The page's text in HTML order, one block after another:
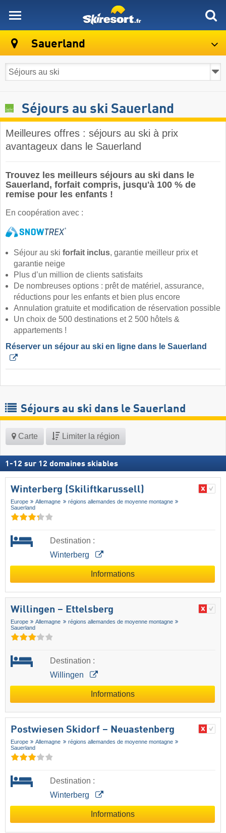
Sauerland
Séjours au ski Sauerland
Meilleures offres : séjours au ski à prix
avantageux dans le Sauerland
Trouvez les meilleurs séjours au ski dans le
Sauerland, forfait compris, jusqu'à 100 % de
remise pour les enfants !
En coopération avec :
Séjour au ski forfait inclus, garantie meilleur prix et
garantie neige
Plus d’un million de clients satisfaits
De nombreuses options : prêt de matériel, assurance,
réductions pour les enfants et bien plus encore
Annulation gratuite et modification de réservation possible
Un choix de 500 destinations et 2 500 hôtels &
appartements !
Séjours au ski dans le Sauerland
Carte Limiter la région
1 -12 sur 12 domaines skiables
Winterberg (Skiliftkarussell)
Europe Allemagne
régions allemandes de moyenne montagne
Sauerland
Destination :
Winterberg
Informations
Willingen – Ettelsberg
Europe Allemagne
régions allemandes de moyenne montagne
Sauerland
Destination :
Willingen
Informations
Postwiesen Skidorf – Neuastenberg
Europe Allemagne
régions allemandes de moyenne montagne
Sauerland
Destination :
Winterberg
Informations